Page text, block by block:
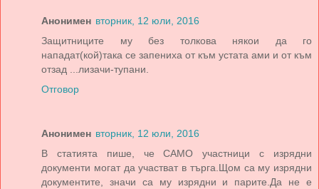
Анонимен вторник, 12 юли, 2016
Защитниците му без толкова някои да го
нападат(кой)така се запениха от към устата ами и от към
отзад ...лизачи-тупани.
Отговор
Анонимен вторник, 12 юли, 2016
В статията пише, че САМО участници с изрядни
документи могат да участват в търга.Щом са му изрядни
документите, значи са му изрядни и парите.Да не е